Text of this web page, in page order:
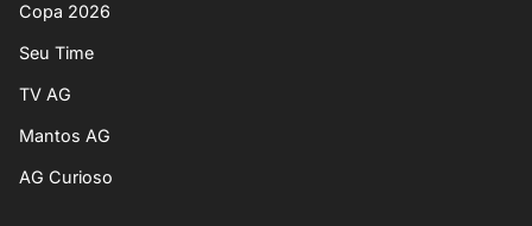
Copa 2026
Seu Time
TV AG
Mantos AG
AG Curioso